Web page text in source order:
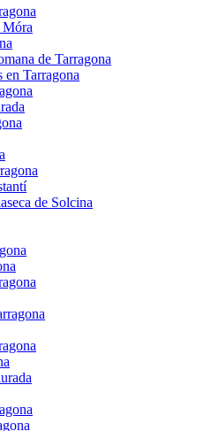
Móra
de Tarragona
Tarragona
de Solcina